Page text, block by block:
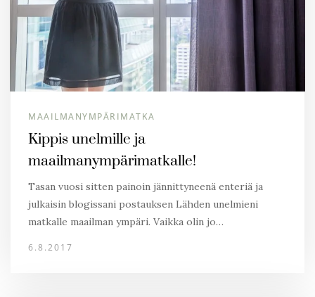
MAAILMANYMPÄRIMATKA
Kippis unelmille ja
maailmanympärimatkalle!
Tasan vuosi sitten painoin jännittyneenä enteriä ja
julkaisin blogissani postauksen Lähden unelmieni
matkalle maailman ympäri. Vaikka olin jo…
6.8.2017